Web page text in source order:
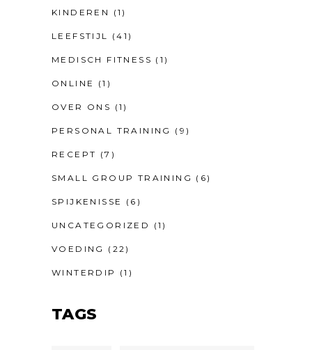
KINDEREN (1)
LEEFSTIJL (41)
MEDISCH FITNESS (1)
ONLINE (1)
OVER ONS (1)
PERSONAL TRAINING (9)
RECEPT (7)
SMALL GROUP TRAINING (6)
SPIJKENISSE (6)
UNCATEGORIZED (1)
VOEDING (22)
WINTERDIP (1)
TAGS